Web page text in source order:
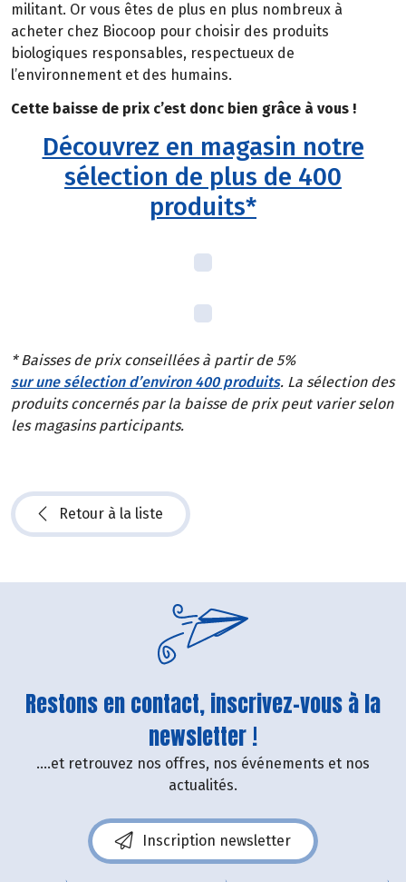
militant. Or vous êtes de plus en plus nombreux à
acheter chez Biocoop pour choisir des produits
biologiques responsables, respectueux de
l’environnement et des humains.
Cette baisse de prix c’est donc bien grâce à vous !
Découvrez en magasin notre
sélection de plus de 400
produits*
* Baisses de prix conseillées à partir de 5%
sur une sélection d’environ 400 produits. La sélection des
produits concernés par la baisse de prix peut varier selon
les magasins participants.
Retour à la liste
Restons en contact, inscrivez-vous à la
newsletter !
....et retrouvez nos offres, nos événements et nos
actualités.
Inscription newsletter